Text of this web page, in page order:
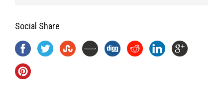
Social Share